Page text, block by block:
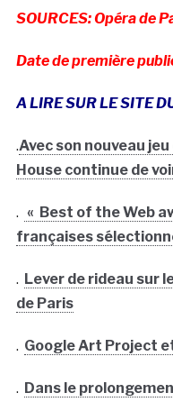
SOURCES: Opéra de
Date de première
A LIRE SUR LE SITE
.Avec son nouveau
House continue de
. « Best of the Web
françaises
. Lever de rideau sur
de Paris
. Google Art Project
. Dans le